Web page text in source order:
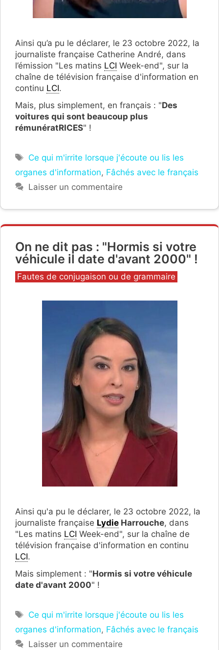
Ainsi qu’a pu le déclarer, le 23 octobre 2022, la
journaliste française Catherine André, dans
l’émission "Les matins LCI Week-end", sur la
chaîne de télévision française d'information en
continu LCI.
Mais, plus simplement, en français : "Des
voitures qui sont beaucoup plus
rémunératRICES" !
Étiquettes
Ce qui m'irrite lorsque j'écoute ou lis les
organes d'information, Fâchés avec le français
Laisser un commentaire
On ne dit pas : "Hormis si votre
véhicule il date d'avant 2000" !
Catégories
Fautes de conjugaison ou de grammaire
Ainsi qu'a pu le déclarer, le 23 octobre 2022, la
journaliste française Lydie Harrouche, dans
"Les matins LCI Week-end", sur la chaîne de
télévision française d'information en continu
LCI.
Mais simplement : "Hormis si votre véhicule
date d'avant 2000" !
Étiquettes
Ce qui m'irrite lorsque j'écoute ou lis les
organes d'information, Fâchés avec le français
Laisser un commentaire